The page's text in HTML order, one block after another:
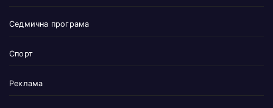
Седмична програма
Спорт
Реклама